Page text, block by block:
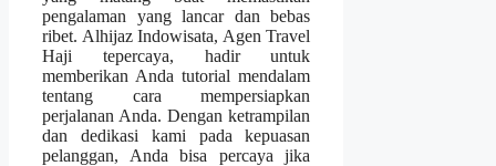
pengalaman yang lancar dan bebas
ribet. Alhijaz Indowisata, Agen Travel
Haji tepercaya, hadir untuk
memberikan Anda tutorial mendalam
tentang cara mempersiapkan
perjalanan Anda. Dengan ketrampilan
dan dedikasi kami pada kepuasan
pelanggan, Anda bisa percaya jika